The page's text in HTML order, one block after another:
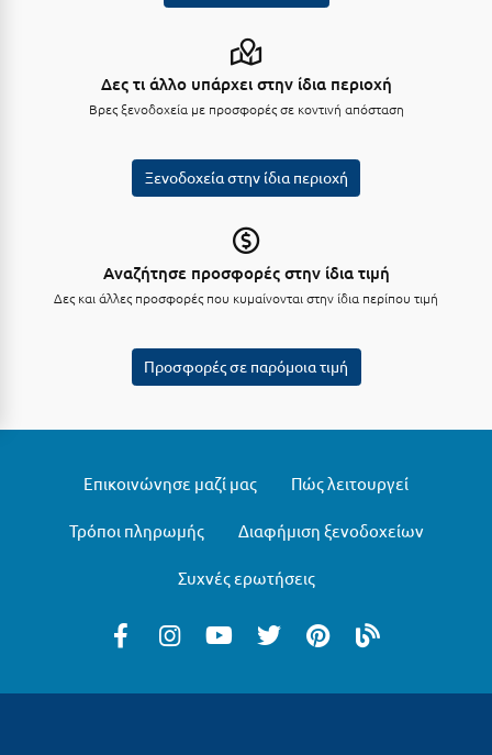
Σκαφιδιά Ηλείας
Σπάρτη
Σχοινούσα
Τήνος
Δες τι άλλο υπάρχει στην ίδια περιοχή
Βρες ξενοδοχεία με προσφορές σε κοντινή απόσταση
Ξενοδοχεία στην ίδια περιοχή
Αναζήτησε προσφορές στην ίδια τιμή
Δες και άλλες προσφορές που κυμαίνονται στην ίδια περίπου τιμή
Προσφορές σε παρόμοια τιμή
Επικοινώνησε μαζί μας Πώς λειτουργεί
Τρόποι πληρωμής Διαφήμιση ξενοδοχείων
Συχνές ερωτήσεις